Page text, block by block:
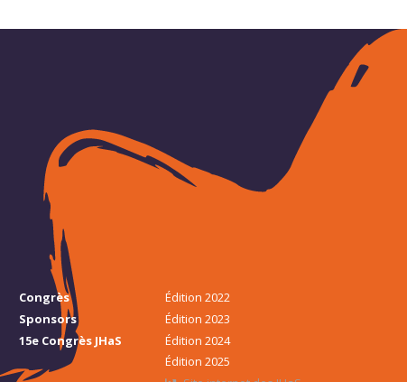
Congrès
Sponsors
15e Congrès JHaS
Édition 2022
Édition 2023
Édition 2024
Édition 2025